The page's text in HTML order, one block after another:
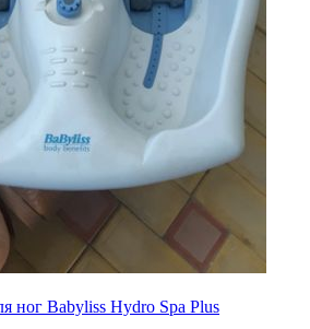
ног Babyliss Hydro Spa Plus